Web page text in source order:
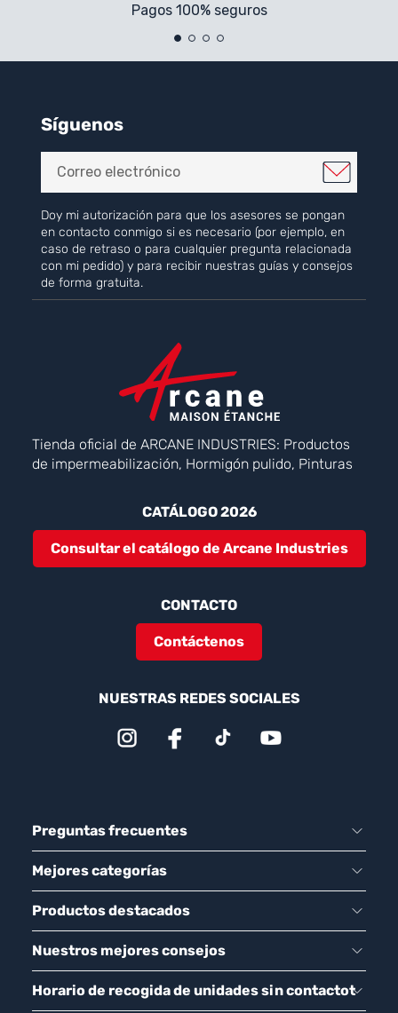
Pagos 100% seguros
Síguenos
Doy mi autorización para que los asesores se pongan
en contacto conmigo si es necesario (por ejemplo, en
caso de retraso o para cualquier pregunta relacionada
con mi pedido) y para recibir nuestras guías y consejos
de forma gratuita.
Tienda oficial de ARCANE INDUSTRIES: Productos
de impermeabilización, Hormigón pulido, Pinturas
CATÁLOGO 2026
Consultar el catálogo de Arcane Industries
CONTACTO
Contáctenos
NUESTRAS REDES SOCIALES
Preguntas frecuentes
Mejores categorías
Productos destacados
Nuestros mejores consejos
Horario de recogida de unidades sin contactot